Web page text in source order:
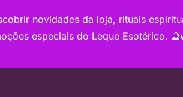
novidades da loja, rituais
especiais do Leque Esotérico.